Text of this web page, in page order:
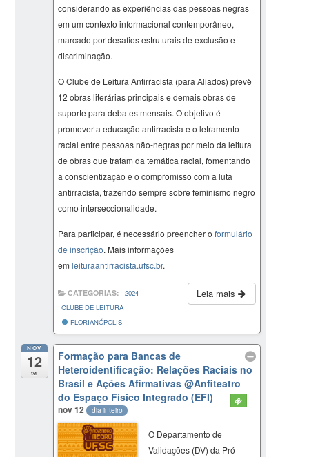
considerando as experiências das pessoas negras
em um contexto informacional contemporâneo,
marcado por desafios estruturais de exclusão e
discriminação.
O Clube de Leitura Antirracista (para Aliados) prevê
12 obras literárias principais e demais obras de
suporte para debates mensais. O objetivo é
promover a educação antirracista e o letramento
racial entre pessoas não-negras por meio da leitura
de obras que tratam da temática racial, fomentando
a conscientização e o compromisso com a luta
antirracista, trazendo sempre sobre feminismo negro
como interseccionalidade.
Para participar, é necessário preencher oformulário
de inscrição. Mais informações
emleituraantirracista.ufsc.br.
Leia mais
CATEGORIAS:
2024
CLUBE DE LEITURA
FLORIANÓPOLIS
NOV
12
ter
Formação para Bancas de
Heteroidentificação: Relações Raciais no
Brasil e Ações Afirmativas@Anfiteatro
do Espaço Físico Integrado (EFI)
nov 12 dia inteiro
O Departamento de
Validações (DV) da Pró-